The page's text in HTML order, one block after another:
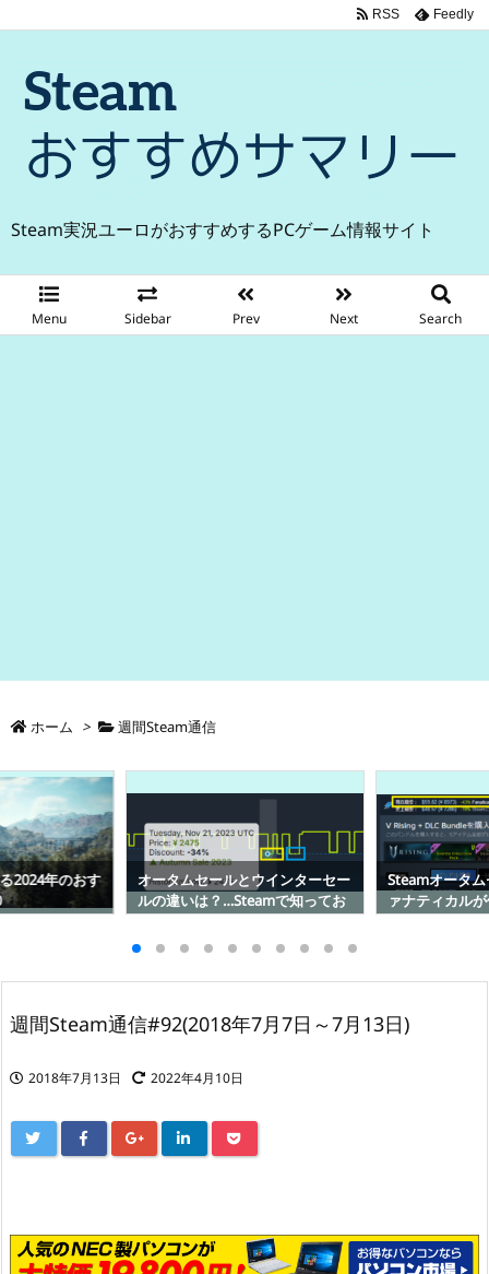
Steam実況ユーロがおすすめするPCゲーム情報サイト
Menu Sidebar Prev Next Search
RSS Feedly
ホーム > 週間Steam通信
2024年のおす
オータムセールとウインターセー
ルの違いは？…Steamで知ってお
きたいこと
Steamオータ
ァナティカル
週間Steam通信#92(2018年7月7日～7月13日)
2018年7月13日 2022年4月10日